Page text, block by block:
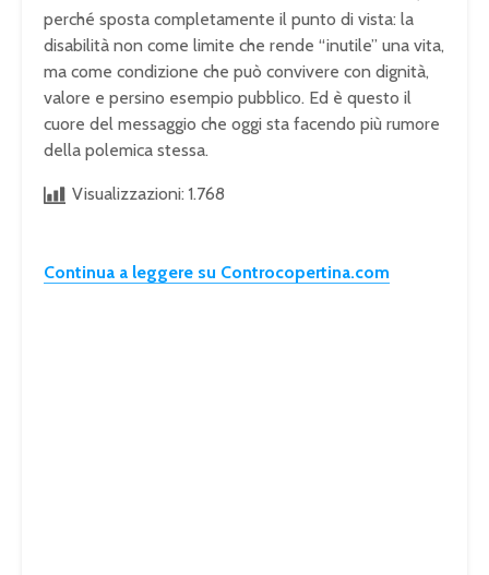
perché sposta completamente il punto di vista: la
disabilità non come limite che rende “inutile” una vita,
ma come condizione che può convivere con dignità,
valore e persino esempio pubblico. Ed è questo il
cuore del messaggio che oggi sta facendo più rumore
della polemica stessa.
Visualizzazioni: 1.768
Continua a leggere su Controcopertina.com